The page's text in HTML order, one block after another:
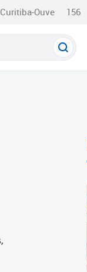
Curitiba-Ouve 156